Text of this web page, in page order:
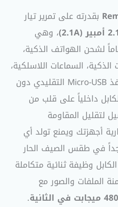
بقدرته على تمرير تيار
2.1 أمبير (2.1A)
، وهي
لشحن الهواتف الذكية،
السماعات اللاسلكية،
والباوربنك التي تعمل بمنفذ Micro-USB التقليدي دون
داخلياً على قلب من
لتقليل المقاومة
أجهزتك ويمنع تولد أي
في طقس الصيف الحار
وظيفة ثنائية متكاملة
الملفات والصور مع
480 ميجابت في الثانية
.